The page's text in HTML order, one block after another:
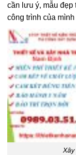
cần lưu ý, mẫu đẹp
công trình của